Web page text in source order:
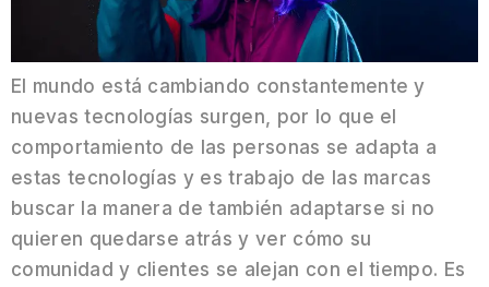
El mundo está cambiando constantemente y
nuevas tecnologías surgen, por lo que el
comportamiento de las personas se adapta a
estas tecnologías y es trabajo de las marcas
buscar la manera de también adaptarse si no
quieren quedarse atrás y ver cómo su
comunidad y clientes se alejan con el tiempo. Es